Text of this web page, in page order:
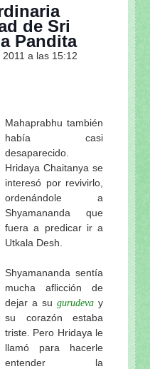
- sábado, 15 de
Siksastakam y las siete
del bhakti y el Madhurya-
nueve etapas del bhakti: de
sobre el tema del
instrucciones / Eight
La relación maestro-
y tres clases de Vaisnavas
-
Nombre —Testimonios
Srila Bhaktivinoda Thakur:
-
en versos bengalíes)
- sábado,
mejor práctica del bhakti
-
sankhya- sábado, 15 de enero
Nombres primarios y
15 de enero de 2011
de Sri
Pandita
a las 15:12
Mahaprabhu también
había casi
desaparecido.
Hridaya Chaitanya se
interesó por revivirlo,
ordenándole a
Shyamananda que
fuera a predicar ir a
Utkala Desh.
Shyamananda sentía
mucha aflicción de
dejar a su gurudeva y
su corazón estaba
triste. Pero Hridaya le
llamó para hacerle
entender la